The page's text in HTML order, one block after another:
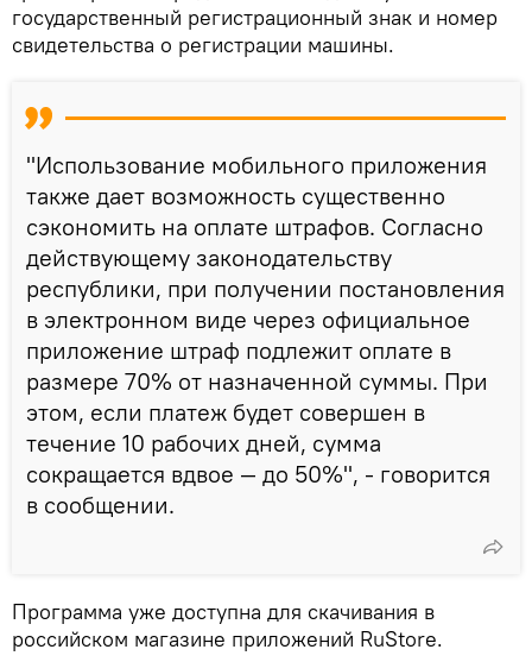
государственный регистрационный знак и номер
свидетельства о регистрации машины.
"Использование мобильного приложения
также дает возможность существенно
сэкономить на оплате штрафов. Согласно
действующему законодательству
республики, при получении постановления
в электронном виде через официальное
приложение штраф подлежит оплате в
размере 70% от назначенной суммы. При
этом, если платеж будет совершен в
течение 10 рабочих дней, сумма
сокращается вдвое — до 50%", - говорится
в сообщении.
Программа уже доступна для скачивания в
российском магазине приложений RuStore.